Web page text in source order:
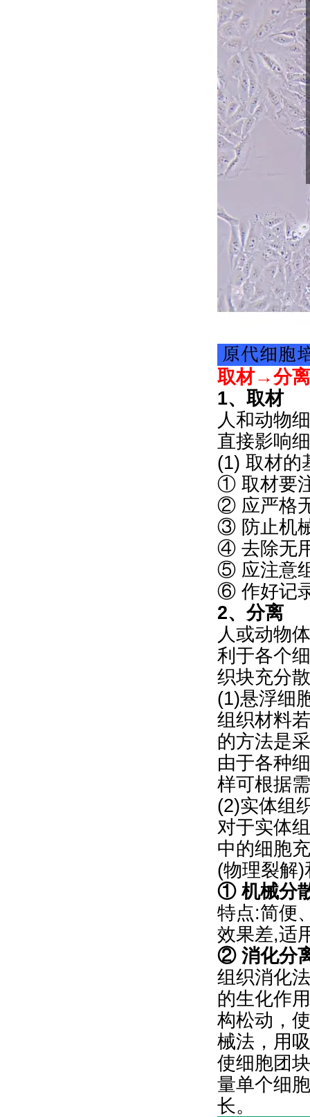
取材→分
1、取材
人和动物
直接影响
(1) 取材的
① 取材要
② 应严格
③ 防止机
④ 去除无
⑤ 应注意
⑥ 作好记
2、分离
人或动物
利于各个
织块充分
(1)悬浮细
组织材料
的方法是
由于各种
样可根据
(2)实体组
对于实体
中的细胞
(物理裂解
① 机械分
特点:简便
效果差,适
② 消化分
组织消化
的生化作
构松动，
械法，用
使细胞团
量单个细
长。